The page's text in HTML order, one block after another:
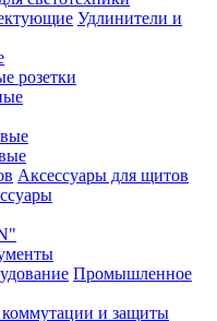
Удлинители и
розетки
Аксессуары для щитов
Промышленное
коммутации и защиты